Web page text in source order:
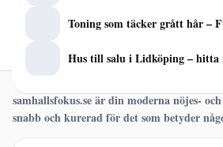
Toning som täcker grått hår –
Hus till salu i Lidköping – hitta
samhallsfokus.se är din moderna nöjes-
snabb och kurerad för det som betyder